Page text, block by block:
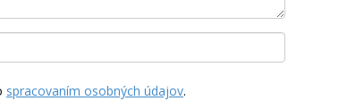
spracovaním osobných údajov.